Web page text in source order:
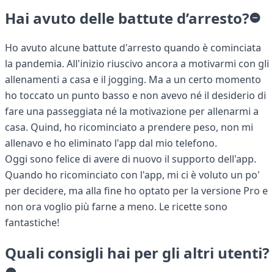
Hai avuto delle battute d’arresto?
Ho avuto alcune battute d'arresto quando è cominciata
la pandemia. All'inizio riuscivo ancora a motivarmi con gli
allenamenti a casa e il jogging. Ma a un certo momento
ho toccato un punto basso e non avevo né il desiderio di
fare una passeggiata né la motivazione per allenarmi a
casa. Quind, ho ricominciato a prendere peso, non mi
allenavo e ho eliminato l'app dal mio telefono.
Oggi sono felice di avere di nuovo il supporto dell'app.
Quando ho ricominciato con l'app, mi ci è voluto un po'
per decidere, ma alla fine ho optato per la versione Pro e
non ora voglio più farne a meno. Le ricette sono
fantastiche!
Quali consigli hai per gli altri utenti?